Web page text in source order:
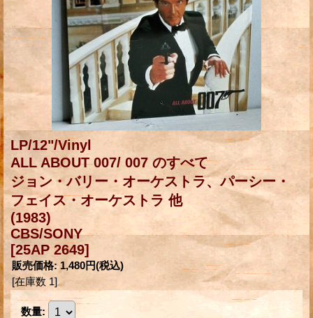
LP/12"/Vinyl
ALL ABOUT 007/ 007 のすべて
ジョン・バリー・オーケストラ、パーシー・
フェイス・オーケストラ 他
(1983)
CBS/SONY
[25AP 2649]
販売価格: 1,480円(税込)
[在庫数 1]
数量: